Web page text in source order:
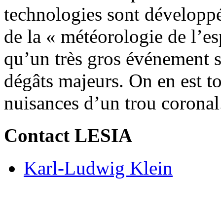
technologies sont
de la « météorologie de
qu’un très gros événement
dégâts majeurs. On en est
nuisances d’un trou
Contact LESIA
Karl-Ludwig Klein